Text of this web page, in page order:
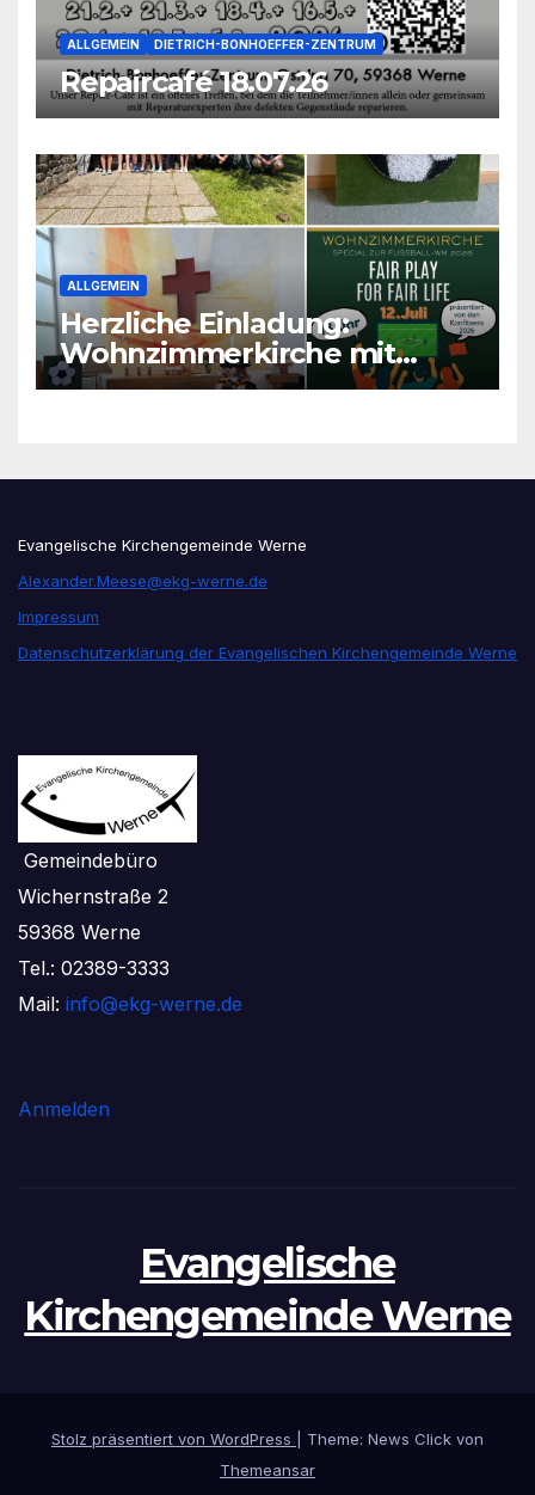
ALLGEMEIN DIETRICH-BONHOEFFER-ZENTRUM
Repaircafé 18.07.26
ALLGEMEIN
Herzliche Einladung:
Wohnzimmerkirche mit
unseren Konfis
Evangelische Kirchengemeinde Werne
Alexander.Meese@ekg-werne.de
Impressum
Datenschutzerklärung der Evangelischen Kirchengemeinde Werne
Gemeindebüro
Wichernstraße 2
59368 Werne
Tel.: 02389-3333
Mail: info@ekg-werne.de
Anmelden
Evangelische
Kirchengemeinde Werne
Stolz präsentiert von WordPress
Theme: News Click von
Themeansar